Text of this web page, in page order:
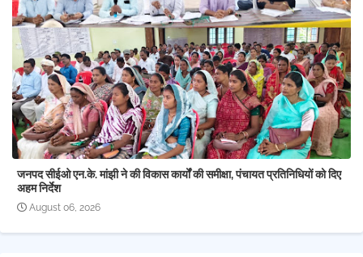
जनपद सीईओ एन.के. मांझी ने की विकास कार्यों की समीक्षा, पंचायत प्रतिनिधियों को दिए
अहम निर्देश
August 06, 2026